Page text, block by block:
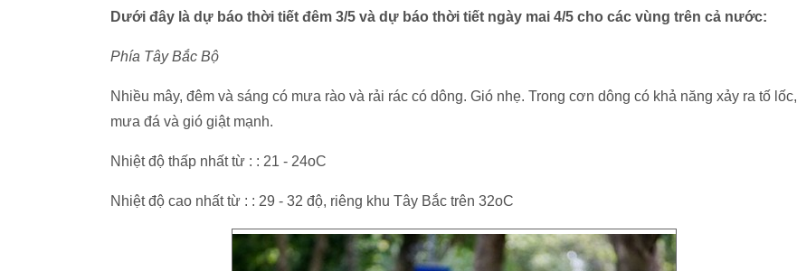
Dưới đây là dự báo thời tiết đêm 3/5 và dự báo thời tiết ngày mai 4/5 cho các vùng trên cả nước:
Phía Tây Bắc Bộ
Nhiều mây, đêm và sáng có mưa rào và rải rác có dông. Gió nhẹ. Trong cơn dông có khả năng xảy ra tố lốc,
mưa đá và gió giật mạnh.
Nhiệt độ thấp nhất từ : : 21 - 24oC
Nhiệt độ cao nhất từ : : 29 - 32 độ, riêng khu Tây Bắc trên 32oC